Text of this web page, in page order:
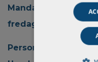
Mandag - torsdag kl.
fredag kl. 08.00 -
Persondatapolitik